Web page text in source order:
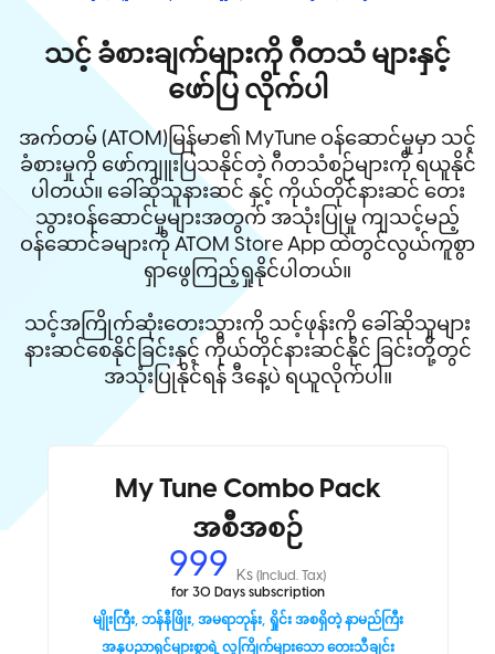
သင့် ခံစားချက်များကို ဂီတသံ များနှင့်
ဖော်ပြ လိုက်ပါ
အက်တမ် (ATOM)မြန်မာ၏ MyTune ဝန်ဆောင်မှုမှာ သင့်
ခံစားမှုကို ဖော်ကျူးပြသနိုင်တဲ့ ဂီတသံစဉ်များကို ရယူနိုင်
ပါတယ်။ ခေါ်ဆိုသူနားဆင် နှင့် ကိုယ်တိုင်နားဆင် တေး
သွားဝန်ဆောင်မှုများအတွက် အသုံးပြုမှု ကျသင့်မည့်
ဝန်ဆောင်ခများကို ATOM Store App ထဲတွင်လွယ်ကူစွာ
ရှာဖွေကြည့်ရှုနိုင်ပါတယ်။
သင့်အကြိုက်ဆုံးတေးသွားကို သင့်ဖုန်းကို ခေါ်ဆိုသူများ
နားဆင်စေနိုင်ခြင်းနှင့် ကိုယ်တိုင်နားဆင်နိုင် ခြင်းတို့တွင်
အသုံးပြုနိုင်ရန် ဒီနေ့ပဲ ရယူလိုက်ပါ။
My Tune Combo Pack
အစီအစဉ်
999 Ks (Includ. Tax)
for 30 Days subscription
မျိုးကြီး, ဘန်နီဖြိုး, အမရာဘုန်း, ရှိုင်း အစရှိတဲ့ နာမည်ကြီး
အနုပညာရှင်များစွာရဲ့ လူကြိုက်များသော တေးသီချင်း